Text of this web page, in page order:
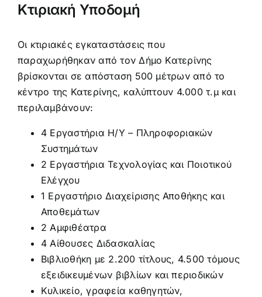
Κτιριακή Υποδομή
Οι κτιριακές εγκαταστάσεις που
παραχωρήθηκαν από τον Δήμο Κατερίνης
βρίσκονται σε απόσταση 500 μέτρων από το
κέντρο της Κατερίνης, καλύπτουν 4.000 τ.μ και
περιλαμβάνουν:
4 Εργαστήρια Η/Υ – Πληροφοριακών
Συστημάτων
2 Εργαστήρια Τεχνολογίας και Ποιοτικού
Ελέγχου
1 Εργαστήριο Διαχείρισης Αποθήκης και
Αποθεμάτων
2 Αμφιθέατρα
4 Αίθουσες Διδασκαλίας
Βιβλιοθήκη με 2.200 τίτλους, 4.500 τόμους
εξειδικευμένων βιβλίων και περιοδικών
Κυλικείο, γραφεία καθηγητών,